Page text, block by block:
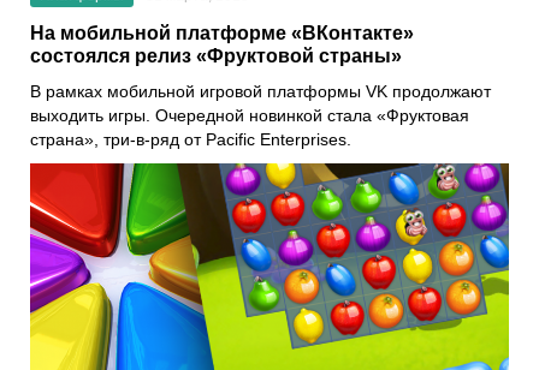
На мобильной платформе «ВКонтакте»
состоялся релиз «Фруктовой страны»
В рамках мобильной игровой платформы VK продолжают
выходить игры. Очередной новинкой стала «Фруктовая
страна», три-в-ряд от Pacific Enterprises.